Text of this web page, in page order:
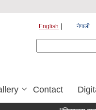
English नेपाली
Contact